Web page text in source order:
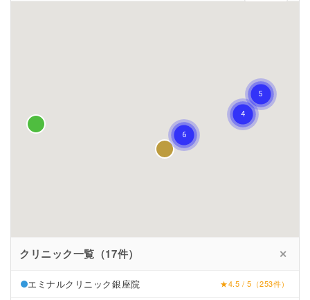
クリニック一覧（17件） ✕
エミナルクリニック銀座院 ★4.5 / 5（253件）